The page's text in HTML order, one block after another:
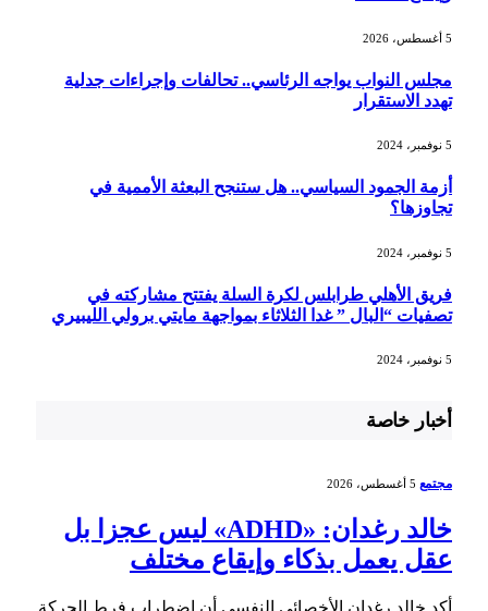
مجلس النواب يواجه الرئاسي.. تحالفات وإجراءات جدلية
تهدد الاستقرار
أزمة الجمود السياسي.. هل ستنجح البعثة الأممية في
تجاوزها؟
فريق الأهلي طرابلس لكرة السلة يفتتح مشاركته في
تصفيات “البال ” غدا الثلاثاء بمواجهة مايتي برولي الليبيري
أخبار خاصة
مجتمع 5 أغسطس، 2026
خالد رغدان: «ADHD» ليس عجزا بل
عقل يعمل بذكاء وإيقاع مختلف
أكد خالد رغدان الأخصائي النفسي أن اضطراب فرط الحركة